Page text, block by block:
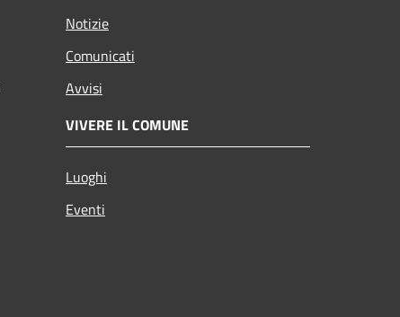
Notizie
Comunicati
Avvisi
VIVERE IL COMUNE
Luoghi
Eventi